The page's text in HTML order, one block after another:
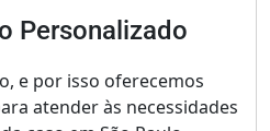
Personalizado
e por isso oferecemos
atender às necessidades